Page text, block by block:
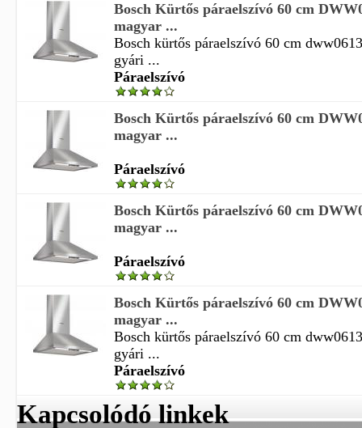
Bosch Kürtős páraelszívó 60 cm
magyar ...
Bosch kürtős páraelszívó 60 cm
gyári ...
Páraelszívó
Bosch Kürtős páraelszívó 60 cm
magyar ...
Páraelszívó
Bosch Kürtős páraelszívó 60 cm
magyar ...
Páraelszívó
Bosch Kürtős páraelszívó 60 cm
magyar ...
Bosch kürtős páraelszívó 60 cm
gyári ...
Páraelszívó
Kapcsolódó linkek